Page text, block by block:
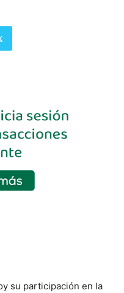
su participación en la